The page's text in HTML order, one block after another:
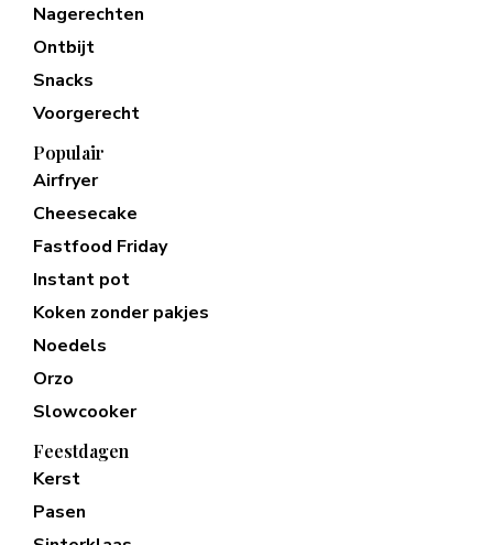
Nagerechten
Ontbijt
Snacks
Voorgerecht
Populair
Airfryer
Cheesecake
Fastfood Friday
Instant pot
Koken zonder pakjes
Noedels
Orzo
Slowcooker
Feestdagen
Kerst
Pasen